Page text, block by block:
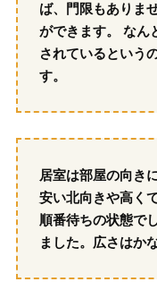
ば、門限もありま
ができます。 なん
されているという
す。
居室は部屋の向き
安い北向きや高く
順番待ちの状態で
ました。広さはか